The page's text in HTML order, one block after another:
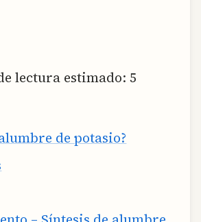
lectura estimado: 5
de potasio?